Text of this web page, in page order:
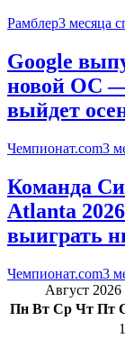
Рамблер3 месяца
Google
новой ОС —
выйдет
Чемпионат.com3
Команда
Atlanta
выиграть
Чемпионат.com3
Август 2026
Пн Вт Ср Чт Пт
1